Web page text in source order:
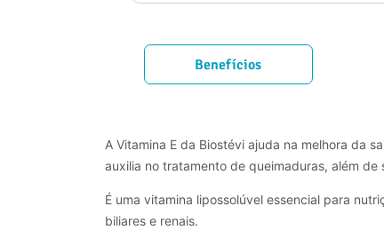
Benefícios
A Vitamina E da Biostévi ajuda na melhora da
auxilia no tratamento de queimaduras, além
É uma vitamina lipossolúvel essencial para
biliares e renais.